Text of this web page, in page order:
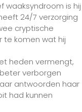
waaksyndroom is hij
24/7 verzorging
cryptische
te komen wat hij
heden vermengt,
verborgen
antwoorden haar
had kunnen